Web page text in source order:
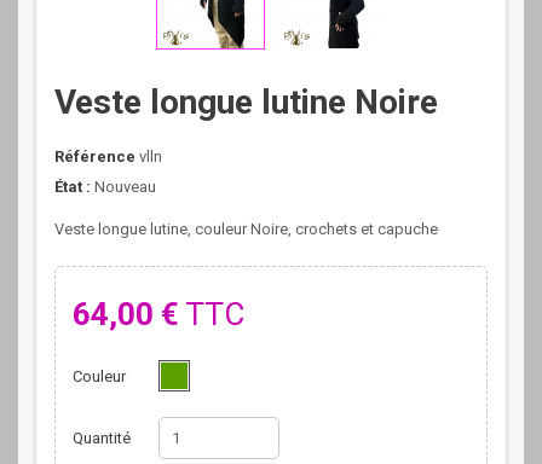
Veste longue lutine Noire
Référence vlln
État : Nouveau
Veste longue lutine, couleur Noire, crochets et capuche
64,00 € TTC
Couleur
Quantité